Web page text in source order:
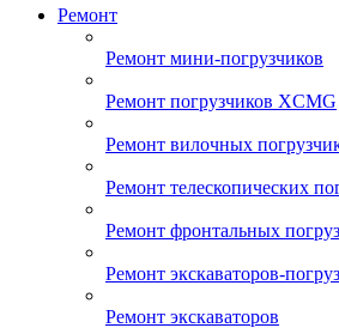
Ремонт
Ремонт мини-погрузчиков
Ремонт погрузчиков XCMG
Ремонт вилочных
Ремонт телескопических
Ремонт фронтальных
Ремонт экскаваторов-
Ремонт экскаваторов